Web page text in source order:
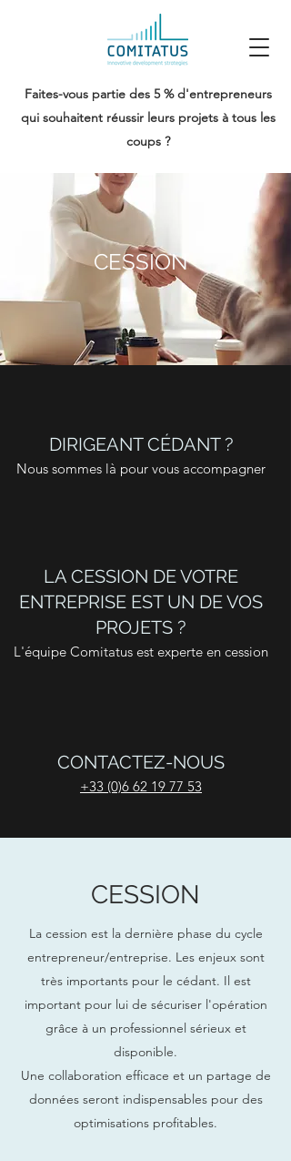
Faites-vous partie des 5 % d'entrepreneurs
qui souhaitent réussir leurs projets à tous les
coups ?
CESSION
DIRIGEANT CÉDANT ?
Nous sommes là pour vous accompagner
LA CESSION DE VOTRE
ENTREPRISE EST UN DE VOS
PROJETS ?
L'équipe Comitatus est experte en cession
CONTACTEZ-NOUS
+33 (0)6 62 19 77 53
CESSION
La cession est la dernière phase du cycle
entrepreneur/entreprise. Les enjeux sont
très importants pour le cédant. Il est
important pour lui de sécuriser l'opération
grâce à un professionnel sérieux et
disponible.
Une collaboration efficace et un partage de
données seront indispensables pour des
optimisations profitables.